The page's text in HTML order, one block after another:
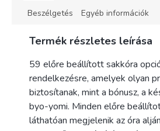
Beszélgetés Egyéb információk
Termék részletes leírása
59 előre beállított sakkóra
rendelkezésre, amelyek olyan
biztosítanak, mint a bónusz, a
byo-yomi. Minden előre
láthatóan megjelenik az óra